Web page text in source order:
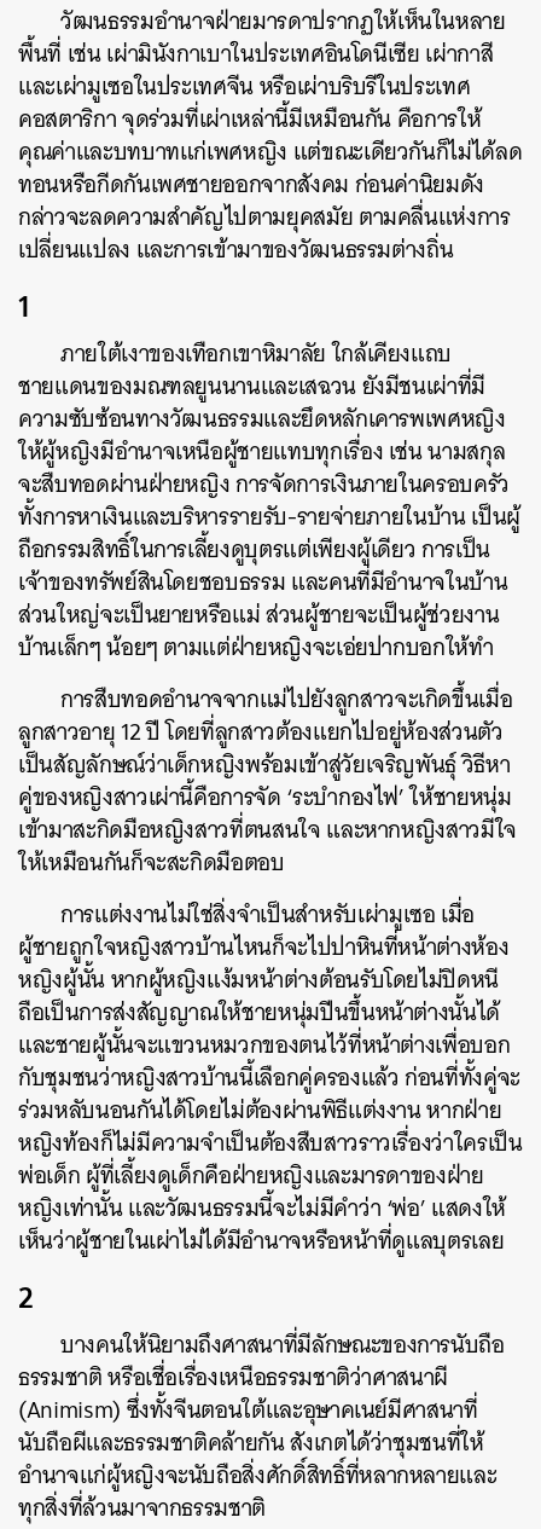
วัฒนธรรมอำนาจฝ่ายมารดาปรากฏให้เห็นในหลาย
พื้นที่ เช่น เผ่ามินังกาเบาในประเทศอินโดนีเซีย เผ่ากาสี
และเผ่ามูเซอในประเทศจีน หรือเผ่าบริบรีในประเทศ
คอสตาริกา จุดร่วมที่เผ่าเหล่านี้มีเหมือนกัน คือการให้
คุณค่าและบทบาทแก่เพศหญิง แต่ขณะเดียวกันก็ไม่ได้ลด
ทอนหรือกีดกันเพศชายออกจากสังคม ก่อนค่านิยมดัง
กล่าวจะลดความสำคัญไปตามยุคสมัย ตามคลื่นแห่งการ
เปลี่ยนแปลง และการเข้ามาของวัฒนธรรมต่างถิ่น
1
ภายใต้เงาของเทือกเขาหิมาลัย ใกล้เคียงแถบ
ชายแดนของมณฑลยูนนานและเสฉวน ยังมีชนเผ่าที่มี
ความซับซ้อนทางวัฒนธรรมและยึดหลักเคารพเพศหญิง
ให้ผู้หญิงมีอำนาจเหนือผู้ชายแทบทุกเรื่อง เช่น นามสกุล
จะสืบทอดผ่านฝ่ายหญิง การจัดการเงินภายในครอบครัว
ทั้งการหาเงินและบริหารรายรับ-รายจ่ายภายในบ้าน เป็นผู้
ถือกรรมสิทธิ์ในการเลี้ยงดูบุตรแต่เพียงผู้เดียว การเป็น
เจ้าของทรัพย์สินโดยชอบธรรม และคนที่มีอำนาจในบ้าน
ส่วนใหญ่จะเป็นยายหรือแม่ ส่วนผู้ชายจะเป็นผู้ช่วยงาน
บ้านเล็กๆ น้อยๆ ตามแต่ฝ่ายหญิงจะเอ่ยปากบอกให้ทำ
การสืบทอดอำนาจจากแม่ไปยังลูกสาวจะเกิดขึ้นเมื่อ
ลูกสาวอายุ 12 ปี โดยที่ลูกสาวต้องแยกไปอยู่ห้องส่วนตัว
เป็นสัญลักษณ์ว่าเด็กหญิงพร้อมเข้าสู่วัยเจริญพันธุ์ วิธีหา
คู่ของหญิงสาวเผ่านี้คือการจัด ‘ระบำกองไฟ’ ให้ชายหนุ่ม
เข้ามาสะกิดมือหญิงสาวที่ตนสนใจ และหากหญิงสาวมีใจ
ให้เหมือนกันก็จะสะกิดมือตอบ
การแต่งงานไม่ใช่สิ่งจำเป็นสำหรับเผ่ามูเซอ เมื่อ
ผู้ชายถูกใจหญิงสาวบ้านไหนก็จะไปปาหินที่หน้าต่างห้อง
หญิงผู้นั้น หากผู้หญิงแง้มหน้าต่างต้อนรับโดยไม่ปิดหนี
ถือเป็นการส่งสัญญาณให้ชายหนุ่มปีนขึ้นหน้าต่างนั้นได้
และชายผู้นั้นจะแขวนหมวกของตนไว้ที่หน้าต่างเพื่อบอก
กับชุมชนว่าหญิงสาวบ้านนี้เลือกคู่ครองแล้ว ก่อนที่ทั้งคู่จะ
ร่วมหลับนอนกันได้โดยไม่ต้องผ่านพิธีแต่งงาน หากฝ่าย
หญิงท้องก็ไม่มีความจำเป็นต้องสืบสาวราวเรื่องว่าใครเป็น
พ่อเด็ก ผู้ที่เลี้ยงดูเด็กคือฝ่ายหญิงและมารดาของฝ่าย
หญิงเท่านั้น และวัฒนธรรมนี้จะไม่มีคำว่า ‘พ่อ’ แสดงให้
เห็นว่าผู้ชายในเผ่าไม่ได้มีอำนาจหรือหน้าที่ดูแลบุตรเลย
2
บางคนให้นิยามถึงศาสนาที่มีลักษณะของการนับถือ
ธรรมชาติ หรือเชื่อเรื่องเหนือธรรมชาติว่าศาสนาผี
(Animism) ซึ่งทั้งจีนตอนใต้และอุษาคเนย์มีศาสนาที่
นับถือผีและธรรมชาติคล้ายกัน สังเกตได้ว่าชุมชนที่ให้
อำนาจแก่ผู้หญิงจะนับถือสิ่งศักดิ์สิทธิ์ที่หลากหลายและ
ทุกสิ่งที่ล้วนมาจากธรรมชาติ